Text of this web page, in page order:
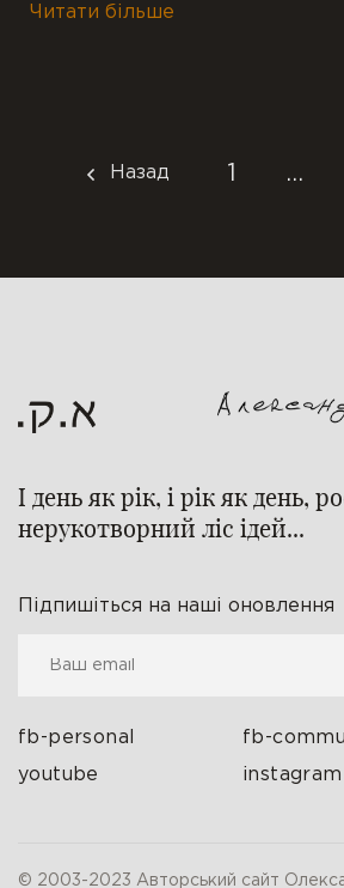
Читати більше
Назад 1 …
І день як рік, і рік як день,
нерукотворний ліс ідей...
Підпишіться на наші оновлення
fb-personal fb-
youtube instagram
© 2003-2023 Авторський сайт